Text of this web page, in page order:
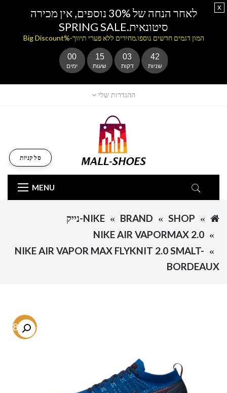
ההגדרות שלי
MENU
סל קניות
SHOP
BRAND
NIKE-נייק
NIKE AIR VAPORMAX 2.0
NIKE AIR VAPOR MAX FLYKNIT 2.0 SMALT-
BORDEAUX
-58.9%
לאחר הנחה של 30% נוספים, אין מכירה
סיטונאית.SPRING SALE
המון דגמים חדשים נוספו.מחירים ללא פערי תיווך-%Big Discount
00
ימים
15
שעות
03
דקות
42
שניות
x